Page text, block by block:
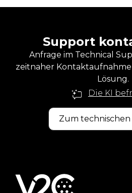
Support
Anfrage im Technical
zeitnaher
Lösung.
Die KI
Zum